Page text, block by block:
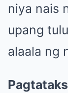
niya nais
upang
alaala ng